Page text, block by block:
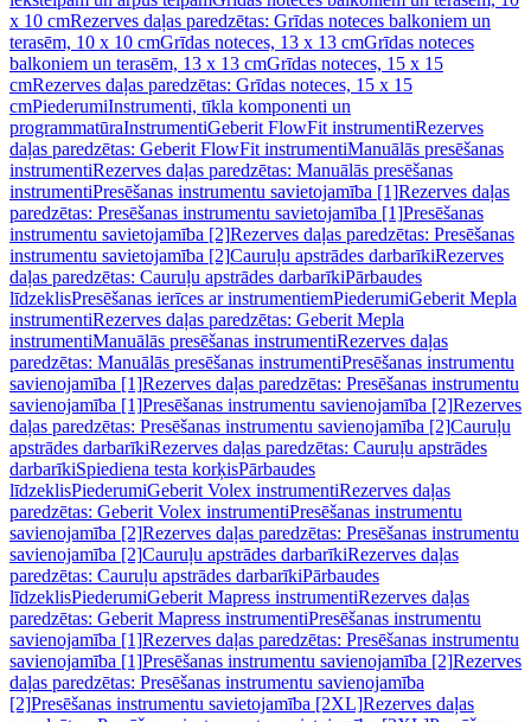
x 10 cmRezerves daļas paredzētas: Grīdas noteces balkoniem un
terasēm, 10 x 10 cmGrīdas noteces, 13 x 13 cmGrīdas noteces
balkoniem un terasēm, 13 x 13 cmGrīdas noteces, 15 x 15
cmRezerves daļas paredzētas: Grīdas noteces, 15 x 15
cmPiederumiInstrumenti, tīkla komponenti un
programmatūraInstrumentiGeberit FlowFit instrumentiRezerves
daļas paredzētas: Geberit FlowFit instrumentiManuālās presēšanas
instrumentiRezerves daļas paredzētas: Manuālās presēšanas
instrumentiPresēšanas instrumentu savietojamība [1]Rezerves daļas
paredzētas: Presēšanas instrumentu savietojamība [1]Presēšanas
instrumentu savietojamība [2]Rezerves daļas paredzētas: Presēšanas
instrumentu savietojamība [2]Cauruļu apstrādes darbarīkiRezerves
daļas paredzētas: Cauruļu apstrādes darbarīkiPārbaudes
līdzeklisPresēšanas ierīces ar instrumentiemPiederumiGeberit Mepla
instrumentiRezerves daļas paredzētas: Geberit Mepla
instrumentiManuālās presēšanas instrumentiRezerves daļas
paredzētas: Manuālās presēšanas instrumentiPresēšanas instrumentu
savienojamība [1]Rezerves daļas paredzētas: Presēšanas instrumentu
savienojamība [1]Presēšanas instrumentu savienojamība [2]Rezerves
daļas paredzētas: Presēšanas instrumentu savienojamība [2]Cauruļu
apstrādes darbarīkiRezerves daļas paredzētas: Cauruļu apstrādes
darbarīkiSpiediena testa korķisPārbaudes
līdzeklisPiederumiGeberit Volex instrumentiRezerves daļas
paredzētas: Geberit Volex instrumentiPresēšanas instrumentu
savienojamība [2]Rezerves daļas paredzētas: Presēšanas instrumentu
savienojamība [2]Cauruļu apstrādes darbarīkiRezerves daļas
paredzētas: Cauruļu apstrādes darbarīkiPārbaudes
līdzeklisPiederumiGeberit Mapress instrumentiRezerves daļas
paredzētas: Geberit Mapress instrumentiPresēšanas instrumentu
savienojamība [1]Rezerves daļas paredzētas: Presēšanas instrumentu
savienojamība [1]Presēšanas instrumentu savienojamība [2]Rezerves
daļas paredzētas: Presēšanas instrumentu savienojamība
[2]Presēšanas instrumentu savietojamība [2XL]Rezerves daļas